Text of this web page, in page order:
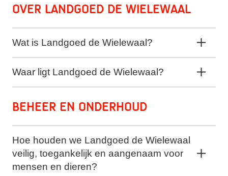
Over Landgoed de Wielewaal
Wat is Landgoed de Wielewaal?
Waar ligt Landgoed de Wielewaal?
Beheer en onderhoud
Hoe houden we Landgoed de Wielewaal
veilig, toegankelijk en aangenaam voor
mensen en dieren?